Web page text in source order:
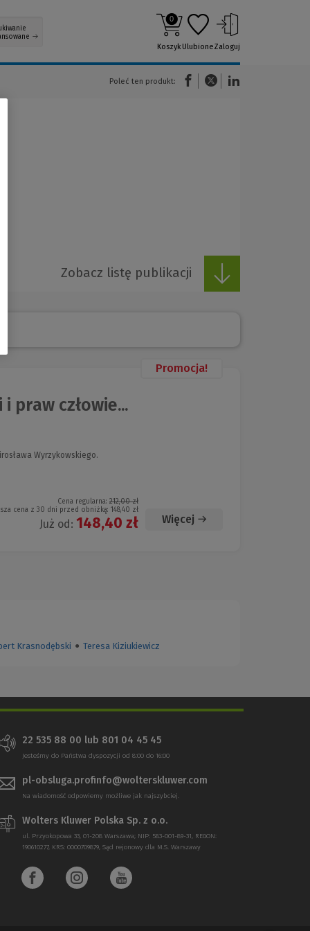
0
KoszykUlubioneZaloguj
Poleć ten produkt:
(Nowe okno)(Link do innej strony)
Zobacz listę publikacji
Promocja!
praw człowie...
Wyrzykowskiego.
Cena regularna: 212,00 zł
cena z 30 dni przed obniżką: 148,40 zł
Już od: 148,40 zł Więcej
Krasnodębski ● Teresa Kiziukiewicz
22 535 88 00 lub 801 04 45 45
Jesteśmy do Państwa dyspozycji od 8:00 do 16:00
pl-obsluga.profinfo@wolterskluwer.com
Na wiadomość odpowiemy możliwe jak najszybciej.
Wolters Kluwer Polska Sp. z o.o.
ul. Przyokopowa 33, 01-208 Warszawa; NIP: 583-001-89-31, REGON:
190610277, KRS: 0000709879, Sąd rejonowy dla M.S. Warszawy